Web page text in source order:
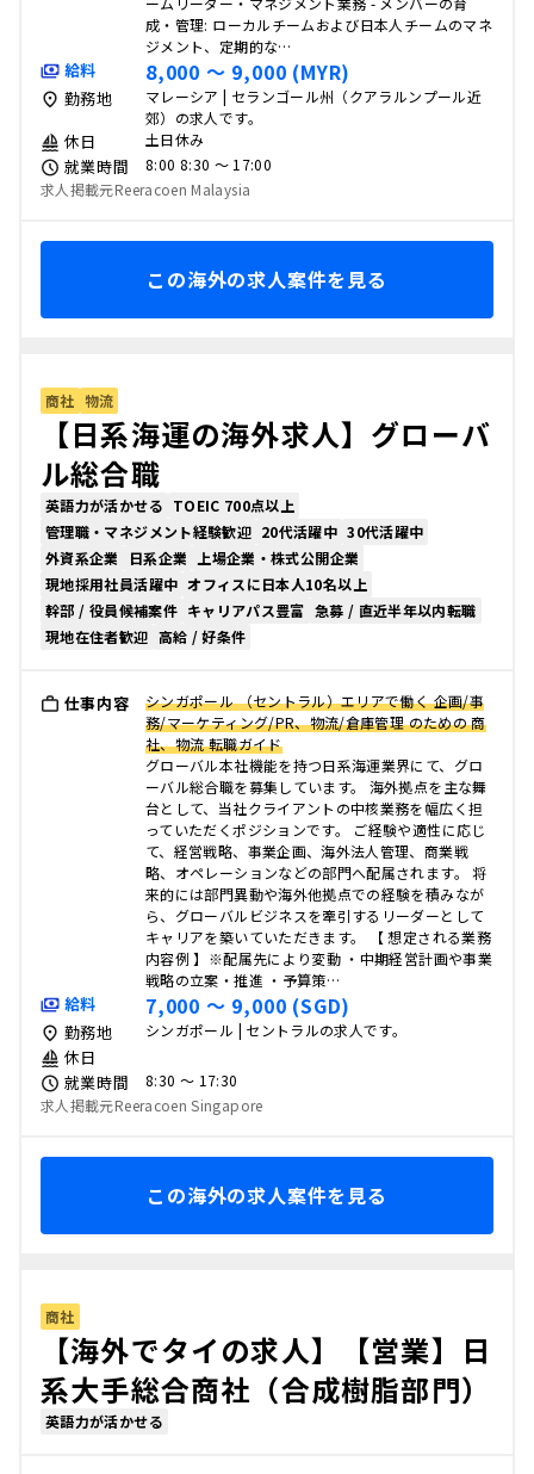
成・管理: ローカルチームおよび日本人チームのマネ
ジメント、定期的な…
給料 8,000 〜 9,000 (MYR)
勤務地
マレーシア | セランゴール州（クアラルンプール近
郊）の求人です。
休日 土日休み
就業時間
8:00 8:30 〜 17:00
求人掲載元Reeracoen Malaysia
この海外の求人案件を見る
商社 物流
【日系海運の海外求人】グローバ
ル総合職
英語力が活かせる TOEIC 700点以上
管理職・マネジメント経験歓迎 20代活躍中 30代活躍中
外資系企業
日系企業
上場企業・株式公開企業
現地採用社員活躍中 オフィスに日本人10名以上
幹部 / 役員候補案件 キャリアパス豊富 急募 / 直近半年以内転職
現地在住者歓迎 高給 / 好条件
仕事内容
シンガポール （セントラル）エリアで働く 企画/事
務/マーケティング/PR、物流/倉庫管理 のための 商
社、物流 転職ガイド
グローバル本社機能を持つ日系海運業界にて、グロ
ーバル総合職を募集しています。 海外拠点を主な舞
台として、当社クライアントの中核業務を幅広く担
っていただくポジションです。 ご経験や適性に応じ
て、経営戦略、事業企画、海外法人管理、商業戦
略、オペレーションなどの部門へ配属されます。 将
来的には部門異動や海外他拠点での経験を積みなが
ら、グローバルビジネスを牽引するリーダーとして
キャリアを築いていただきます。 【 想定される業務
内容例 】※配属先により変動 ・中期経営計画や事業
戦略の立案・推進 ・予算策…
給料 7,000 〜 9,000 (SGD)
勤務地 シンガポール | セントラルの求人です。
休日
就業時間
8:30 〜 17:30
求人掲載元Reeracoen Singapore
この海外の求人案件を見る
商社
【海外でタイの求人】【営業】日
系大手総合商社（合成樹脂部門）
英語力が活かせる